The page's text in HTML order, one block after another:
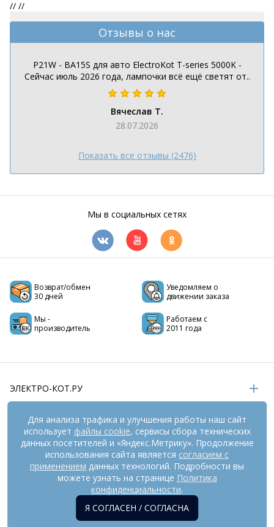
// //
Отзывы о нас
P21W - BA15S для авто ElectroKot T-series 5000K -
Сейчас июль 2026 года, лампочки всё ещё светят от..
Вячеслав Т.
28.07.2026
Показать все отзывы (2476)
Мы в социальных сетях
Возврат/обмен
30 дней
Уведомляем о
движении заказа
Мы -
производитель
Работаем с
2011 года
ЭЛЕКТРО-КОТ.РУ
ИНФОРМАЦИЯ
РЕКВИЗИТЫ
На информационном ресурсе применяются
рекомендательные технологии (информационные технологии
предоставления информации на основе сбора,
систематизации и анализа сведений, относящихся к
предпочтениям пользователей сети «Интернет», находящихся
Для анализа трафика и улучшения работы наш сайт
использует файлы cookie, сервисы сбора технических
данных посетителей и «Яндекс.Метрику». Продолжение
использования сайта является согласием с
применением данных технологий. Подробности вы
можете узнать на странице Политика
конфиденциальности.
Я СОГЛАСЕН / СОГЛАСНА